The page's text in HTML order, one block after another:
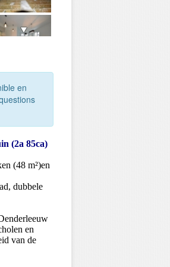
en
(2a 85ca)
(48 m²)en
dubbele
en
van de